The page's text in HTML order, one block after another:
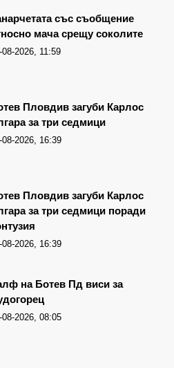
със съобщение
мача срещу соколите
08-2026, 11:59
Пловдив загуби Карлос
за три седмици
08-2026, 16:39
Пловдив загуби Карлос
за три седмици поради
08-2026, 16:39
на Ботев Пд виси за
08-2026, 08:05